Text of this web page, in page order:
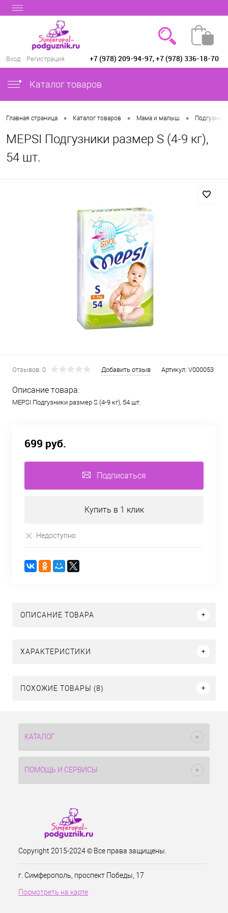
Вход Регистрация +7 (978) 209-94-97, +7 (978) 336-18-70
Каталог товаров
Главная страница • Каталог товаров • Мама и малыш •
MEPSI Подгузники размер S (4-9 кг),
54 шт.
Отзывов: 0 Добавить отзыв Артикул: V000053
Описание товара:
MEPSI Подгузники размер S (4-9 кг), 54 шт.
699 руб.
Подписаться
Купить в 1 клик
Недоступно
ОПИСАНИЕ ТОВАРА
ХАРАКТЕРИСТИКИ
ПОХОЖИЕ ТОВАРЫ (8)
КАТАЛОГ
ПОМОЩЬ И СЕРВИСЫ
Copyright 2015-2024 © Все права защищены.
г. Симферополь, проспект Победы, 17
Посмотреть на карте